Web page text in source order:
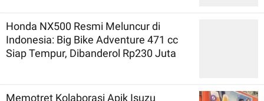
Honda NX500 Resmi Meluncur di
Indonesia: Big Bike Adventure 471 cc
Siap Tempur, Dibanderol Rp230 Juta
Memotret Kolaborasi Apik Isuzu